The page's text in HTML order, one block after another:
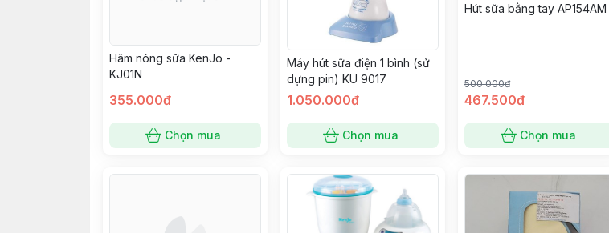
Hâm nóng sữa KenJo -
KJ01N
355.000đ
Chọn mua
Máy hút sữa điện 1 bình (sử
dựng pin) KU 9017
1.050.000đ
Chọn mua
Hút sữa bằng tay AP154AM
500.000đ
467.500đ
Chọn mua